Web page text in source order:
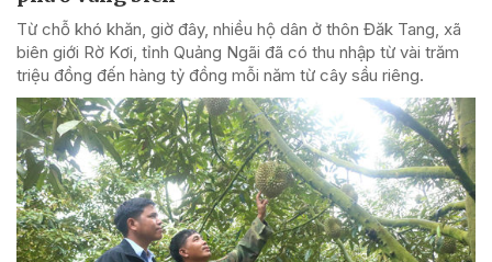
Từ chỗ khó khăn, giờ đây, nhiều hộ dân ở thôn Đăk Tang, xã
biên giới Rờ Kơi, tỉnh Quảng Ngãi đã có thu nhập từ vài trăm
triệu đồng đến hàng tỷ đồng mỗi năm từ cây sầu riêng.